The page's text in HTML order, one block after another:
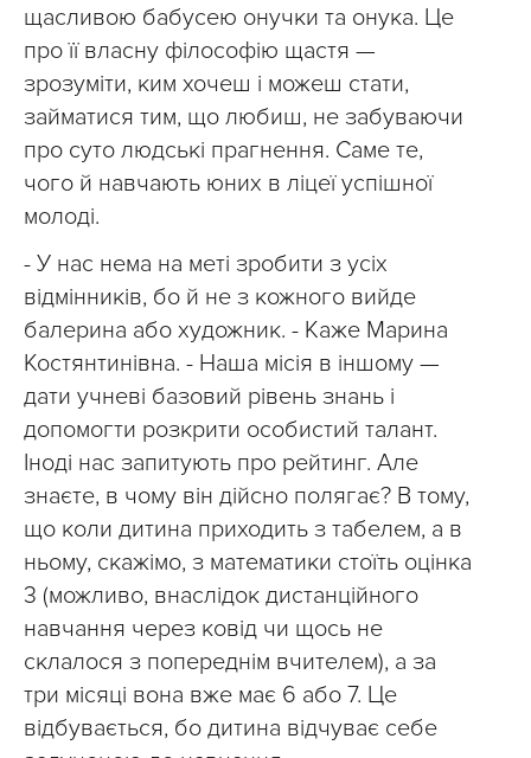
щасливою бабусею онучки та онука. Це
про її власну філософію щастя —
зрозуміти, ким хочеш і можеш стати,
займатися тим, що любиш, не забуваючи
про суто людські прагнення. Саме те,
чого й навчають юних в ліцеї успішної
молоді.
- У нас нема на меті зробити з усіх
відмінників, бо й не з кожного вийде
балерина або художник. - Каже Марина
Костянтинівна. - Наша місія в іншому —
дати учневі базовий рівень знань і
допомогти розкрити особистий талант.
Іноді нас запитують про рейтинг. Але
знаєте, в чому він дійсно полягає? В тому,
що коли дитина приходить з табелем, а в
ньому, скажімо, з математики стоїть оцінка
3 (можливо, внаслідок дистанційного
навчання через ковід чи щось не
склалося з попереднім вчителем), а за
три місяці вона вже має 6 або 7. Це
відбувається, бо дитина відчуває себе